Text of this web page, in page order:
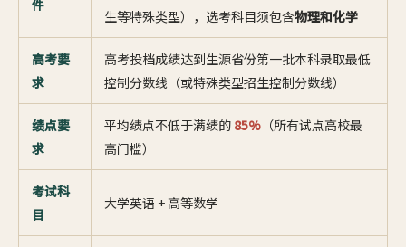
件
生等特殊类型），选考科目须包含物理和化学
高考要
求
高考投档成绩达到生源省份第一批本科录取最低
控制分数线（或特殊类型招生控制分数线）
绩点要
求
平均绩点不低于满绩的 85% （所有试点高校最
高门槛）
考试科
目
大学英语 + 高等数学